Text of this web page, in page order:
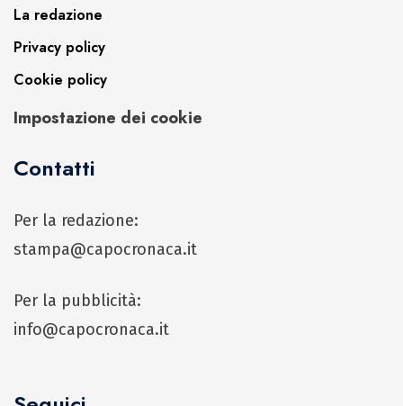
La redazione
Privacy policy
Cookie policy
Impostazione dei cookie
Contatti
Per la redazione:
stampa@capocronaca.it
Per la pubblicità:
info@capocronaca.it